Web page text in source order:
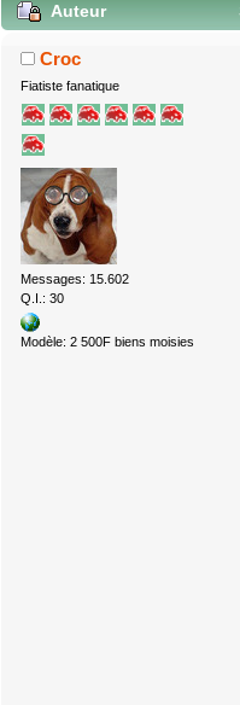
Auteur
Croc
Fiatiste fanatique
Messages: 15.602
Q.I.: 30
Modèle: 2 500F biens moisies